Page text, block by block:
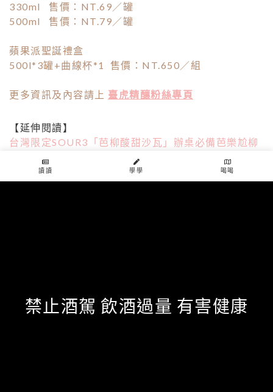
330ml 售價：NT.69／罐
500ml 售價：NT.79／罐
蘋果派聖誕禮盒
500l*3罐+曲線杯*1 售價：NT.650／組
更多資訊及內容請上 臺虎精釀粉絲專頁
【延伸閱讀】
台灣限定SOUR3「芭柳酸甜沙瓦」辦桌必備芭樂尬柳
橙！設計給少女的3%微醺
叫醒我，再弄倒我？！微醺著清醒的「咖啡調酒」，
蘋果派
讀讀 學學 喝喝
禁止酒駕 飲酒過量 有害健康